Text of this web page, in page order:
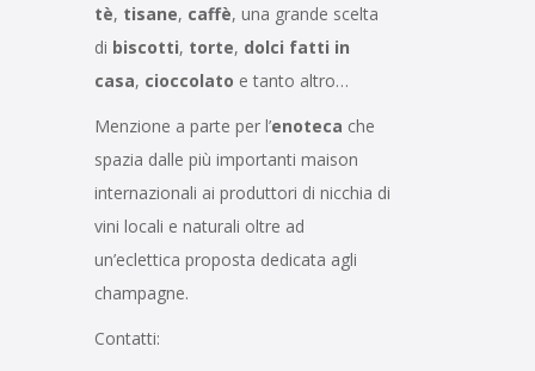
tè, tisane, caffè, una grande scelta
di biscotti, torte, dolci fatti in
casa, cioccolato e tanto altro…
Menzione a parte per l’enoteca che
spazia dalle più importanti maison
internazionali ai produttori di nicchia di
vini locali e naturali oltre ad
un’eclettica proposta dedicata agli
champagne.
Contatti: